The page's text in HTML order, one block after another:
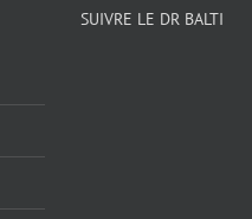
SUIVRE LE DR BALTI